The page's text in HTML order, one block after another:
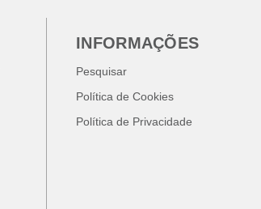
INFORMAÇÕES
Pesquisar
Política de Cookies
Política de Privacidade